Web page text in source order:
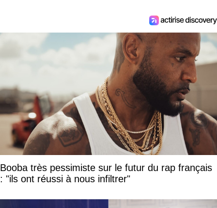
Booba très pessimiste sur le futur du rap français
: "ils ont réussi à nous infiltrer"